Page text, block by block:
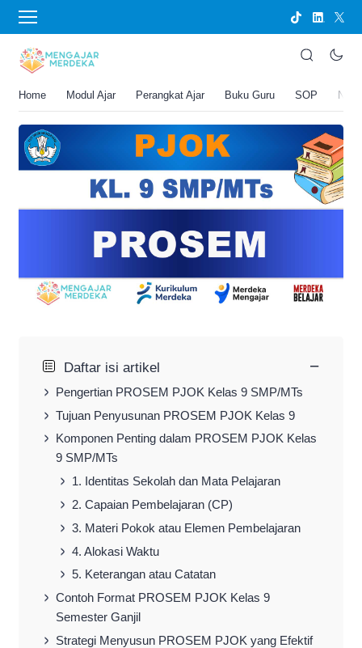
Home Modul Ajar Perangkat Ajar Buku Guru SOP
BERANDA
PROSEM PJOK Kelas 9 SMP/MTs
3 Maret 2026 11:44 pm
4 menit membaca
Daftar isi artikel −
Pengertian PROSEM PJOK Kelas 9 SMP/MTs
Tujuan Penyusunan PROSEM PJOK Kelas 9
Komponen Penting dalam PROSEM PJOK Kelas
9 SMP/MTs
1. Identitas Sekolah dan Mata Pelajaran
2. Capaian Pembelajaran (CP)
3. Materi Pokok atau Elemen Pembelajaran
4. Alokasi Waktu
5. Keterangan atau Catatan
Contoh Format PROSEM PJOK Kelas 9
Semester Ganjil
Strategi Menyusun PROSEM PJOK yang Efektif